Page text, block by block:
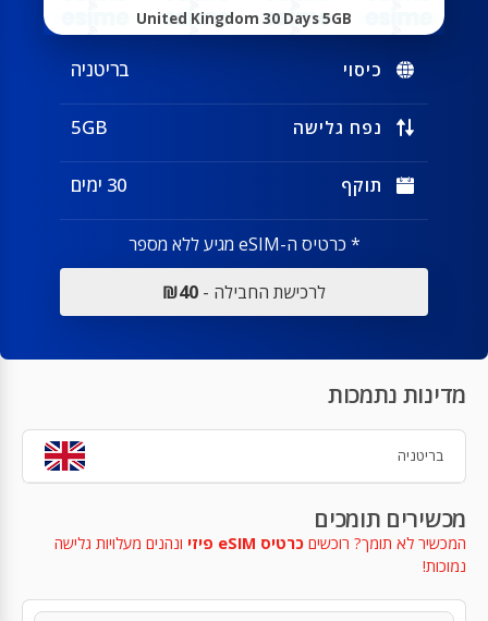
United Kingdom 30 Days 5GB
כיסוי בריטניה
נפח גלישה 5GB
תוקף 30 ימים
* כרטיס ה-eSIM מגיע ללא מספר
לרכישת החבילה - ₪40
מדינות נתמכות
בריטניה
מכשירים תומכים
המכשיר לא תומך? רוכשים כרטיס eSIM פיזי
ונהנים מעלויות גלישה
נמוכות!